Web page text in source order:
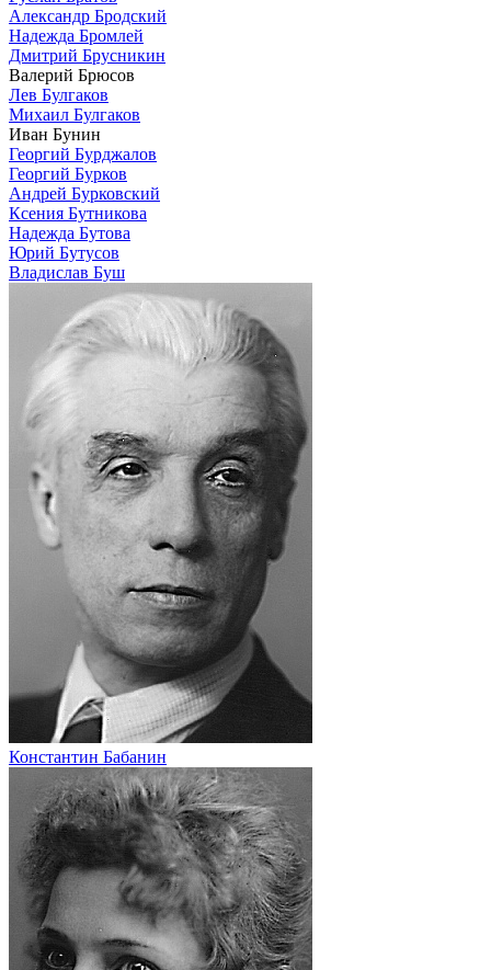
Александр Бродский
Надежда Бромлей
Дмитрий Брусникин
Валерий Брюсов
Лев Булгаков
Михаил Булгаков
Иван Бунин
Георгий Бурджалов
Георгий Бурков
Андрей Бурковский
Ксения Бутникова
Надежда Бутова
Юрий Бутусов
Владислав Буш
Константин Бабанин